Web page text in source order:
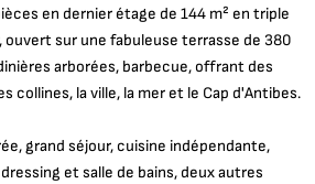
en dernier étage de 144 m² en triple
ouvert sur une fabuleuse terrasse de 380
arborées, barbecue, offrant des
collines, la ville, la mer et le Cap d'Antibes.
grand séjour, cuisine indépendante,
et salle de bains, deux autres